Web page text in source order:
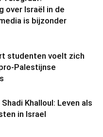
over Israël in de
is bijzonder
studenten voelt zich
Palestijnse
Khalloul: Leven als
in Israel